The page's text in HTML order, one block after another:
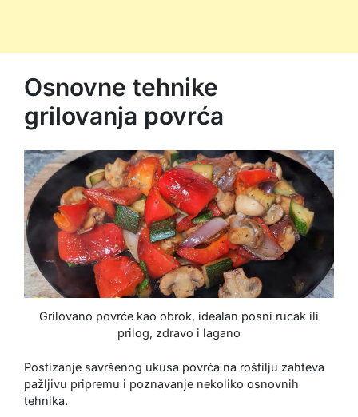
Osnovne tehnike
grilovanja povrća
Grilovano povrće kao obrok, idealan posni rucak ili
prilog, zdravo i lagano
Postizanje savršenog ukusa povrća na roštilju zahteva
pažljivu pripremu i poznavanje nekoliko osnovnih
tehnika.